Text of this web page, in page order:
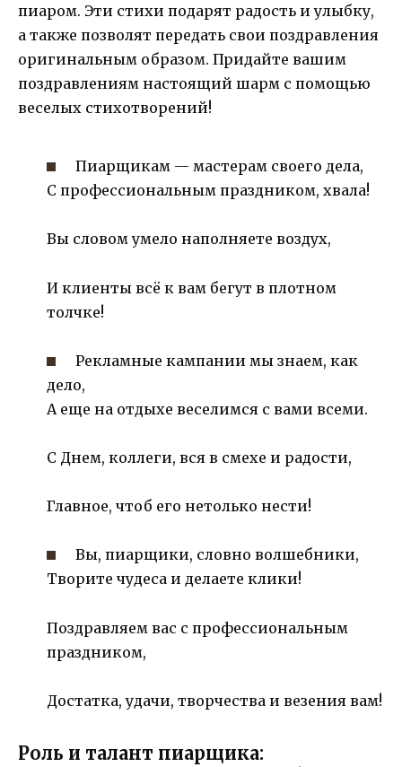
пиаром. Эти стихи подарят радость и улыбку,
а также позволят передать свои поздравления
оригинальным образом. Придайте вашим
поздравлениям настоящий шарм с помощью
веселых стихотворений!
Пиарщикам — мастерам своего дела,
С профессиональным праздником, хвала!
Вы словом умело наполняете воздух,
И клиенты всё к вам бегут в плотном
толчке!
Рекламные кампании мы знаем, как
дело,
А еще на отдыхе веселимся с вами всеми.
С Днем, коллеги, вся в смехе и радости,
Главное, чтоб его нетолько нести!
Вы, пиарщики, словно волшебники,
Творите чудеса и делаете клики!
Поздравляем вас с профессиональным
праздником,
Достатка, удачи, творчества и везения вам!
Роль и талант пиарщика: